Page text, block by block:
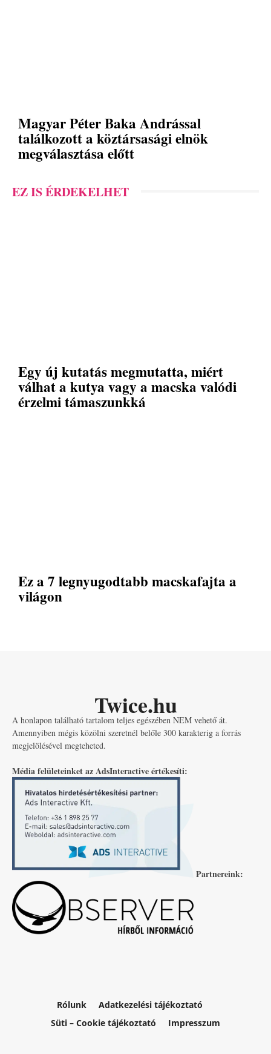
Magyar Péter Baka Andrással
találkozott a köztársasági elnök
megválasztása előtt
EZ IS ÉRDEKELHET
Egy új kutatás megmutatta, miért
válhat a kutya vagy a macska valódi
érzelmi támaszunkká
Ez a 7 legnyugodtabb macskafajta a
világon
Twice.hu
A honlapon található tartalom teljes egészében NEM vehető át.
Amennyiben mégis közölni szeretnél belőle 300 karakterig a forrás
megjelölésével megteheted.
Média felületeinket az AdsInteractive értékesíti:
Partnereink:
Rólunk
Adatkezelési tájékoztató
Süti – Cookie tájékoztató
Impresszum